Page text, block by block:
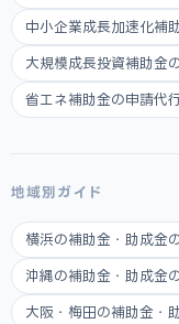
中小企業成長加速化補
大規模成長投資補助金
省エネ補助金の申請代
地域別ガイド
横浜の補助金・助成金
沖縄の補助金・助成金
大阪・梅田の補助金・